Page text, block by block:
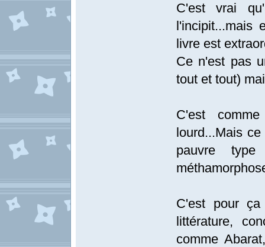
C'est vrai
l'incipit...mais
livre est
Ce n'est pas
tout et tout)
C'est
lourd...Mais
pauvre
C'est pour
littérature,
comme